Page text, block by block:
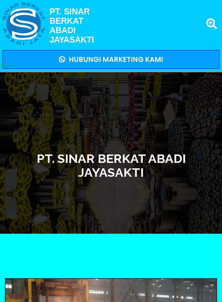
PT. SINAR
BERKAT
ABADI
JAYASAKTI
HUBUNGI MARKETING KAMI
PT. SINAR BERKAT ABADI
JAYASAKTI